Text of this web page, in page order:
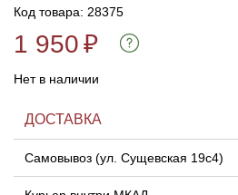
Код товара: 28375
1 950₽
Нет в наличии
ДОСТАВКА
Самовывоз (ул. Сущевская 19с4)